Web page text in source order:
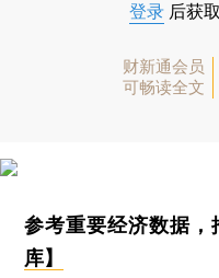
登录 后获
财新通会员
可畅读全文
参考重要经济数据，
库】